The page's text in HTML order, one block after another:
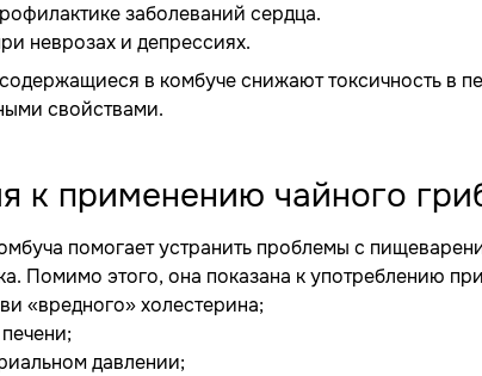
заболеваний сердца.
неврозах и депрессиях.
в комбуче снижают токсичность в
свойствами.
к применению чайного
помогает устранить проблемы с
Помимо этого, она показана к употреблению
«вредного» холестерина;
давлении;